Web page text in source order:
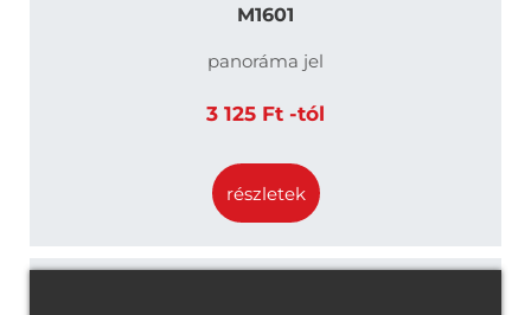
M1601
panoráma jel
3 125 Ft -tól
részletek